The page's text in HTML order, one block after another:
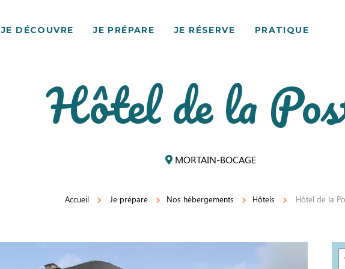
JE DÉCOUVRE JE PRÉPARE JE RÉSERVE PRATIQUE
Hôtel de la
MORTAIN-BOCAGE
Accueil Je prépare Nos hébergements Hôtels Hôtel de la